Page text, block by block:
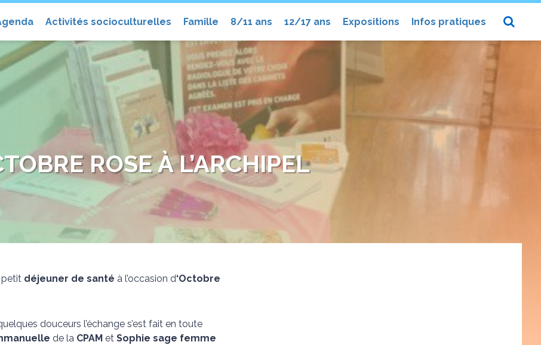
Activités socioculturelles Famille 8/11 ans 12/17 ans Expositions Infos pratiques
ROSE À L’ARCHIPEL
petit déjeuner de santé à l’occasion d‘Octobre
douceurs l’échange s’est fait en toute
de la CPAM et Sophie sage femme